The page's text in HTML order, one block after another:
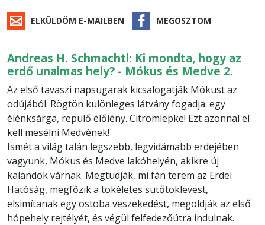
ELKÜLDÖM E-MAILBEN MEGOSZTOM
Andreas H. Schmachtl: Ki ​mondta, hogy az
erdő unalmas hely? - Mókus és Medve 2.
Az első tavaszi napsugarak kicsalogatják Mókust az
odújából. Rögtön különleges látvány fogadja: egy
élénksárga, repülő élőlény. Citromlepke! Ezt azonnal el
kell mesélni Medvének!
Ismét a világ talán legszebb, legvidámabb erdejében
vagyunk, Mókus és Medve lakóhelyén, akikre új
kalandok várnak. Megtudják, mi fán terem az Erdei
Hatóság, megfőzik a tökéletes sütőtöklevest,
elsimítanak egy ostoba veszekedést, megoldják az első
hópehely rejtélyét, és végül felfedezőútra indulnak.